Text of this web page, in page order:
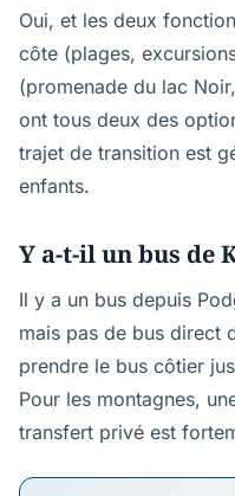
Oui, et les deux
côte (plages,
(promenade du lac
ont tous deux des
trajet de transition est
enfants.
Y a-t-il un bus de
Il y a un bus depuis
mais pas de bus direct
prendre le bus côtier
Pour les montagnes,
transfert privé est